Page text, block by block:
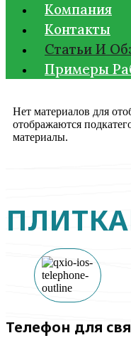
Компания
Контакты
Статьи И
Примеры
Нет материалов для
отображаются
материалы.
Телефон для